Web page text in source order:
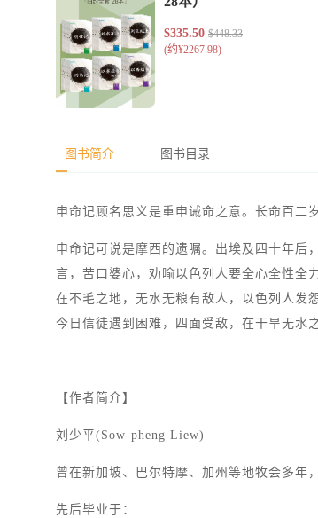
图书简介 图书目录
申命记顾名思义是重申诫命之意。长命百
申命记可说是摩西的遗嘱。出埃及四十年后
言，苦口婆心，劝喻以色列人要全心全性全
在不毛之地，无水无粮有敌人，以色列人发
今日信徒遇到困难，四面受敌，在干旱无水
【作者简介】
刘少平(Sow-pheng Liew)
曾在新加坡、巴尔特摩、加州等地牧会多年
先后毕业于：